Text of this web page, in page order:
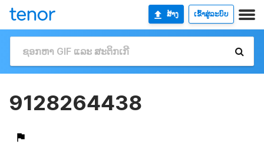
ສ້າງ ເຂົ້າສູ່ລະບົບ
9128264438